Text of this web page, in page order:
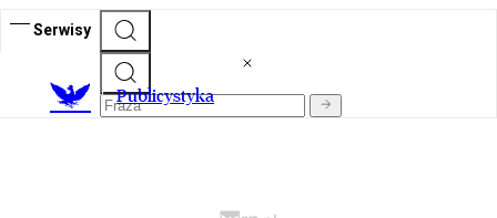
Serwisy
Publicystyka